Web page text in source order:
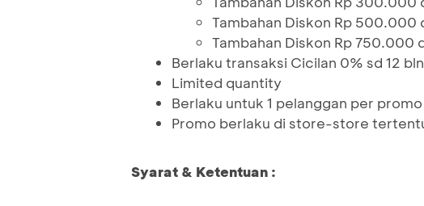
Tambahan Diskon Rp
Tambahan Diskon Rp 750.000
Berlaku transaksi Cicilan 0% sd 12
Limited quantity
Berlaku untuk 1 pelanggan per promo
Promo berlaku di store-store
Syarat & Ketentuan :